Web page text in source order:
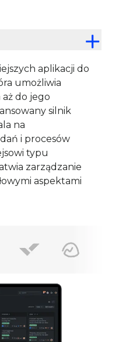
aplikacji do
umożliwia
do jego
silnik
na
i procesów
typu
zarządzanie
aspektami